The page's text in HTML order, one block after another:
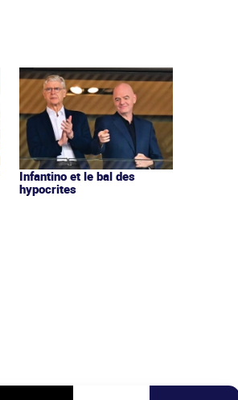
Infantino et le bal des
hypocrites